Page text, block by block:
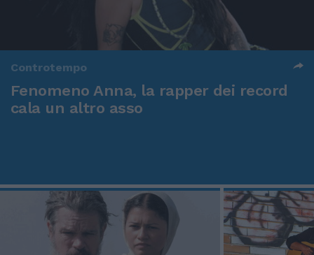
Controtempo
Fenomeno Anna, la rapper dei record
cala un altro asso